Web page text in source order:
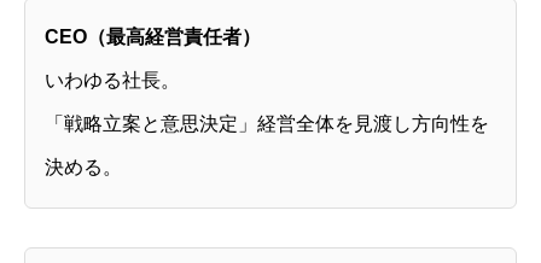
CEO（最高経営責任者）
いわゆる社長。
「戦略立案と意思決定」経営全体を見渡し方向性を
決める。